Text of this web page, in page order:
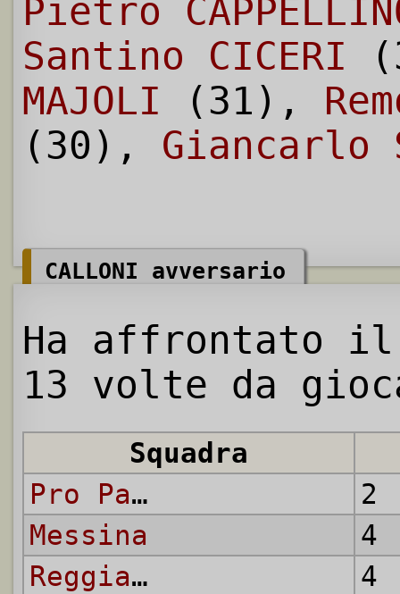
Pietro
Santino CICERI
MAJOLI (31),
(30), Giancarlo
CALLONI avversario
Ha affrontato il
13 volte da
Squadra
Pro Patria
2
Messina
4
Reggiana
4